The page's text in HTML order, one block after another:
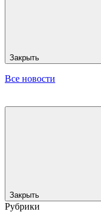
Закрыть
Все новости
Закрыть
Рубрики